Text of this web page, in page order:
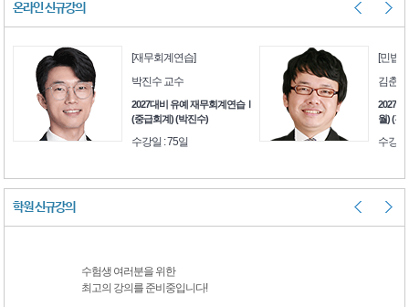
온라인 신규강의
[재무회계연습]
박진수 교수
2027대비 유예 재무회계연습Ⅰ
(중급회계) (박진수)
수강일 : 75일
[민법]
김춘
2027대
월) (김
수강
학원 신규강의
수험생 여러분을 위한
최고의 강의를 준비중입니다!